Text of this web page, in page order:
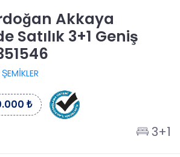
Akkaya
Satılık 3+1 Geniş
ŞEMİKLER
₺
3+1